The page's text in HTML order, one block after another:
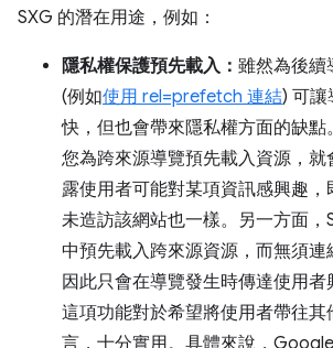
SXG 的潛在用途，例如：
隱私權保護預先載入： 雖然為後續
(例如使用 rel=prefetch 連結) 可
快，但也會帶來隱私權方面的缺
您為跨來源導覽預先載入資源，就
露使用者可能對某項資訊感興趣
未造訪該網站也一樣。另一方面，
中預先載入跨來源資源，而無須連
因此只會在導覽發生時傳達使用者
這項功能對於希望將使用者帶往其